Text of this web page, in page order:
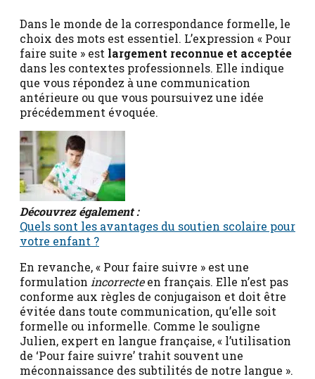
Dans le monde de la correspondance formelle, le
choix des mots est essentiel. L’expression « Pour
faire suite » est largement reconnue et acceptée
dans les contextes professionnels. Elle indique
que vous répondez à une communication
antérieure ou que vous poursuivez une idée
précédemment évoquée.
Découvrez également :
Quels sont les avantages du soutien scolaire pour
votre enfant ?
En revanche, « Pour faire suivre » est une
formulation incorrecteen français. Elle n’est pas
conforme aux règles de conjugaison et doit être
évitée dans toute communication, qu’elle soit
formelle ou informelle. Comme le souligne
Julien, expert en langue française, « l’utilisation
de ‘Pour faire suivre’ trahit souvent une
méconnaissance des subtilités de notre langue ».